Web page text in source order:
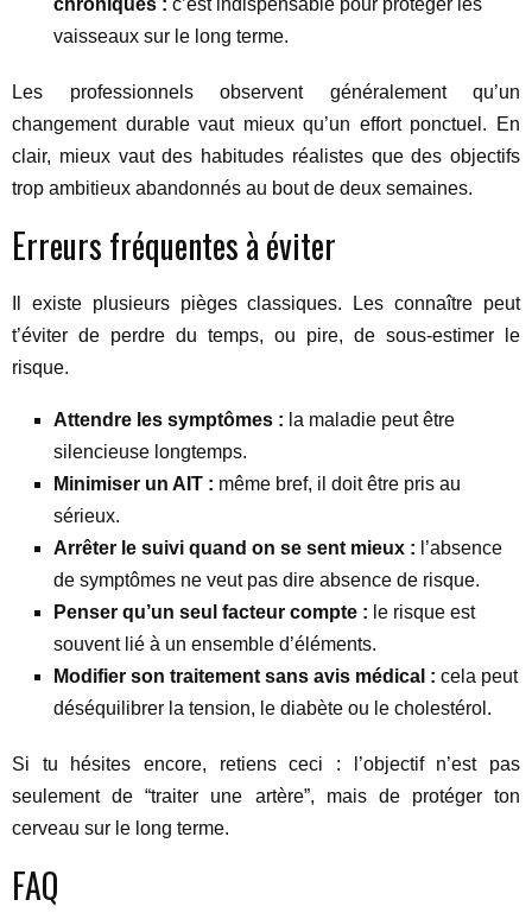
vaisseaux sur le long terme.
Les professionnels observent généralement qu’un
changement durable vaut mieux qu’un effort ponctuel. En
clair, mieux vaut des habitudes réalistes que des objectifs
trop ambitieux abandonnés au bout de deux semaines.
Erreurs fréquentes à éviter
Il existe plusieurs pièges classiques. Les connaître peut
t’éviter de perdre du temps, ou pire, de sous-estimer le
risque.
Attendre les symptômes : la maladie peut être
silencieuse longtemps.
Minimiser un AIT : même bref, il doit être pris au
sérieux.
Arrêter le suivi quand on se sent mieux : l’absence
de symptômes ne veut pas dire absence de risque.
Penser qu’un seul facteur compte : le risque est
souvent lié à un ensemble d’éléments.
Modifier son traitement sans avis médical : cela peut
déséquilibrer la tension, le diabète ou le cholestérol.
Si tu hésites encore, retiens ceci : l’objectif n’est pas
seulement de “traiter une artère”, mais de protéger ton
cerveau sur le long terme.
FAQ